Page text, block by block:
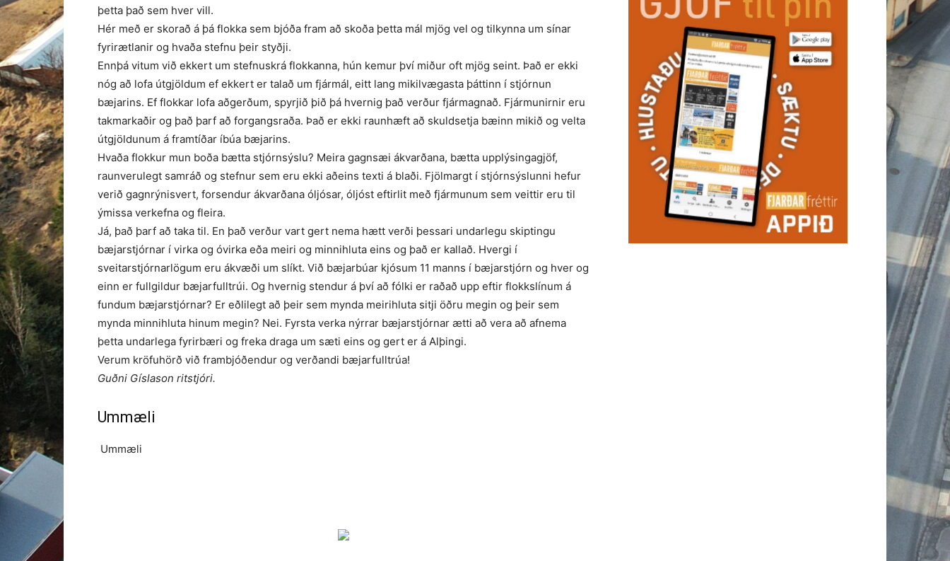
þetta það sem hver vill.
Hér með er skorað á þá flokka sem bjóða fram að skoða þetta mál mjög vel og tilkynna um sínar
fyrirætlanir og hvaða stefnu þeir styðji.
Ennþá vitum við ekkert um stefnuskrá flokkanna, hún kemur því miður oft mjög seint. Það er ekki
nóg að lofa útgjöldum ef ekkert er talað um fjármál, eitt lang mikilvægasta þáttinn í stjórnun
bæjarins. Ef flokkar lofa aðgerðum, spyrjið þið þá hvernig það verður fjármagnað. Fjármunirnir eru
takmarkaðir og það þarf að forgangsraða. Það er ekki raunhæft að skuldsetja bæinn mikið og velta
útgjöldunum á framtíðar íbúa bæjarins.
Hvaða flokkur mun boða bætta stjórnsýslu? Meira gagnsæi ákvarðana, bætta upplýsingagjöf,
raunverulegt samráð og stefnur sem eru ekki aðeins texti á blaði. Fjölmargt í stjórnsýslunni hefur
verið gagnrýnisvert, forsendur ákvarðana óljósar, óljóst eftirlit með fjármunum sem veittir eru til
ýmissa verkefna og fleira.
Já, það þarf að taka til. En það verður vart gert nema hætt verði þessari undarlegu skiptingu
bæjarstjórnar í virka og óvirka eða meiri og minnihluta eins og það er kallað. Hvergi í
sveitarstjórnarlögum eru ákvæði um slíkt. Við bæjarbúar kjósum 11 manns í bæjarstjórn og hver og
einn er fullgildur bæjarfulltrúi. Og hvernig stendur á því að fólki er raðað upp eftir flokkslínum á
fundum bæjarstjórnar? Er eðlilegt að þeir sem mynda meirihluta sitji öðru megin og þeir sem
mynda minnihluta hinum megin? Nei. Fyrsta verka nýrrar bæjarstjórnar ætti að vera að afnema
þetta undarlega fyrirbæri og freka draga um sæti eins og gert er á Alþingi.
Verum kröfuhörð við frambjóðendur og verðandi bæjarfulltrúa!
Guðni Gíslason ritstjóri.
Ummæli
Ummæli